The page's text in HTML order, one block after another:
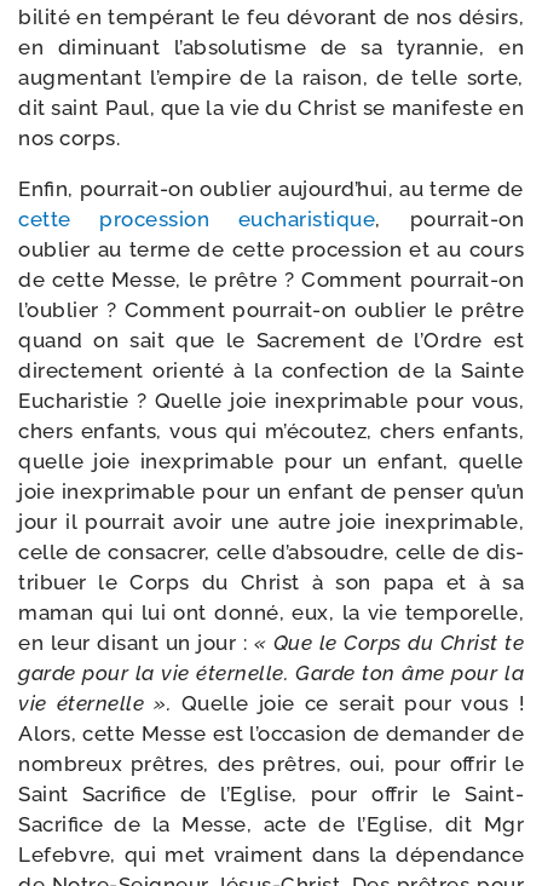
bi­li­té en tem­pé­rant le feu dévo­rant de nos dési­rs,
en dimi­nuant l’ab­so­lu­tisme de sa tyran­nie, en
aug­men­tant l’empire de la rai­son, de telle sorte,
dit saint Paul, que la vie du Christ se mani­feste en
nos corps.
Enfin, pourrait-​on oublier aujourd’­hui, au terme de
cette pro­ces­sion eucha­ris­tique, pourrait-​on
oublier au terme de cette pro­ces­sion et au cours
de cette Messe, le prêtre ? Comment pourrait-​on
l’ou­blier ? Comment pourrait-​on oublier le prêtre
quand on sait que le Sacrement de l’Ordre est
direc­te­ment orien­té à la confec­tion de la Sainte
Eucharistie ? Quelle joie inex­pri­mable pour vous,
chers enfants, vous qui m’é­cou­tez, chers enfants,
quelle joie inex­pri­mable pour un enfant, quelle
joie inex­pri­mable pour un enfant de pen­ser qu’un
jour il pour­rait avoir une autre joie inex­pri­mable,
celle de consa­crer, celle d’ab­soudre, celle de dis­
tri­buer le Corps du Christ à son papa et à sa
maman qui lui ont don­né, eux, la vie tem­po­relle,
en leur disant un jour : « Que le Corps du Christ te
garde pour la vie éter­nelle. Garde ton âme pour la
vie éter­nelle ». Quelle joie ce serait pour vous !
Alors, cette Messe est l’oc­ca­sion de deman­der de
nom­breux prêtres, des prêtres, oui, pour offrir le
Saint Sacrifice de l’Eglise, pour offrir le Saint-​
Sacrifice de la Messe, acte de l’Eglise, dit Mgr
Lefebvre, qui met vrai­ment dans la dépen­dance